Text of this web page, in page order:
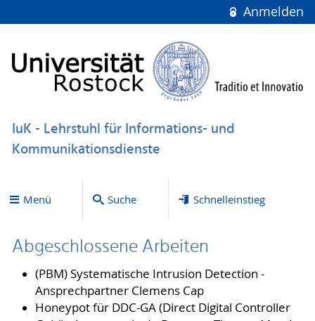
Anmelden
IuK - Lehrstuhl für Informations- und
Kommunikationsdienste
Menü Suche Schnelleinstieg
Abgeschlossene Arbeiten
(PBM) Systematische Intrusion Detection -
Ansprechpartner Clemens Cap
Honeypot für DDC-GA (Direct Digital Controller